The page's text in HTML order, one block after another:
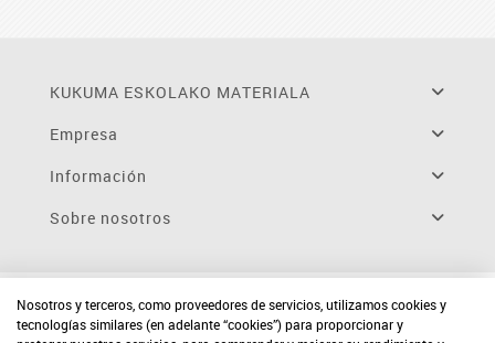
KUKUMA ESKOLAKO MATERIALA
Empresa
Información
Sobre nosotros
Nosotros y terceros, como proveedores de servicios, utilizamos cookies y
tecnologías similares (en adelante “cookies”) para proporcionar y